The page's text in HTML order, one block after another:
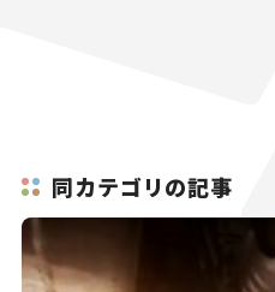
同カテゴリの記事